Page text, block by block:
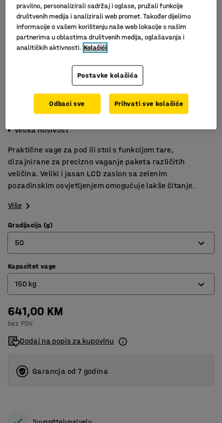
Funkcija tare
Velika nosivost
Praktične vage za pod ili stol s funkcijom tare,
dizajnirane za precizno vaganje paketa različitih
veličina. Veliki i jasan LCD zaslon sa zelenim
pozadinskim osvjetljenjem omogućuje lakše čitanje.
Više
Gradijacija (g)
50
10
20
50
Kapacitet vage
150 kg
150 kg
30 kg
60 kg
641,00 KM
bez PDV
Dodaj na popis za kupovinu
Garancja od 7 godina
pravilno, personalizirali sadržaj i oglase, pružali funkcije
društvenih medija i analizirali web promet. Također dijelimo
informacije o vašem korištenju naše web lokacije s našim
partnerima u oblastima društvenih medija, oglašavanja i
analitičkih aktivnosti. Kolačići
Postavke kolačića
Odbaci sve Prihvati sve kolačiće